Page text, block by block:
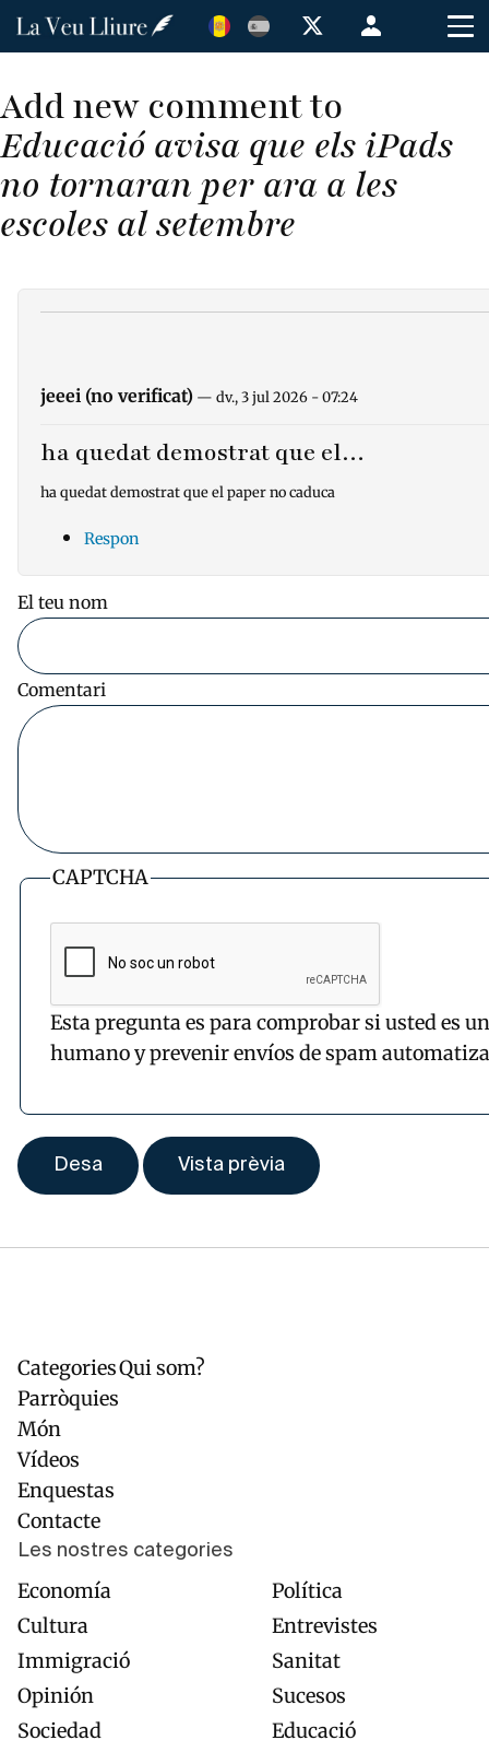
Vés
Menú
de
usuario
Add new comment to
Educació avisa que els iPads
no tornaran per ara a les
escoles al setembre
jeeei (no verificat) — dv., 3 jul 2026 - 07:24
ha quedat demostrat que el…
ha quedat demostrat que el paper no caduca
Respon
El teu nom
Comentari
CAPTCHA
Esta pregunta es para comprobar si usted es
humano y prevenir envíos de spam
Navegación
principal
Categories
Parròquies
Món
Vídeos
Enquestas
Contacte
Pie
Qui som?
Les nostres categories
Economía
Política
Cultura
Entrevistes
Immigració
Sanitat
Opinión
Sucesos
Sociedad
Educació